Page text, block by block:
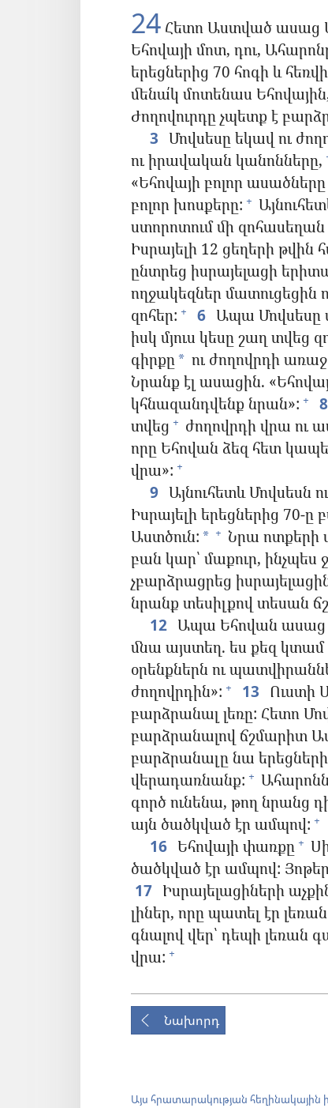
24 Հետո Աստված ասաց
Եհովայի մոտ, դու,
երեցներից 70 հոգի և
մենա՛կ մոտենաս
Ժողովուրդը չպետք է
3 Մովսեսը եկավ ու
ու իրավական կանոնները,
«Եհովայի բոլոր
բոլոր խոսքերը: +
ստորոտում մի զոհասեղան
Իսրայելի 12 ցեղերի
ընտրեց իսրայելացի
ողջակեզներ մատուցեցին
զոհեր: + 6 Ապա Մովսեսը
իսկ մյուս կեսը շաղ տվեց
գիրքը* ու ժողովրդի
Նրանք էլ ասացին.
կհնազանդվենք նրան»: + 8
տվեց + ժողովրդի վրա ու
որը Եհովան ձեզ հետ
վրա»: +
9 Այնուհետև Մովսեսն
Իսրայելի երեցներից 70-ը
Աստծուն: * + Նրա ոտքերի
բան կար՝ մաքուր, ինչպես
չբարձրացրեց
նրանք տեսիլքով տեսան
12 Ապա Եհովան ասաց
մնա այստեղ. ես քեզ
օրենքներն ու
ժողովրդին»: + 13 Ուստի
բարձրանալ լեռը: Հետո
բարձրանալով ճշմարիտ
բարձրանալը նա
վերադառնանք: + Ահարոնն
գործ ունենա, թող նրանց
այն ծածկված էր ամպով: +
16 Եհովայի փառքը +
ծածկված էր ամպով:
17 Իսրայելացիների
լիներ, որը պատել էր
գնալով վեր՝ դեպի լեռան
վրա: +
Նախորդ
Այս հրատարակության հեղինակային